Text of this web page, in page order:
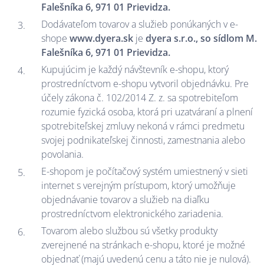
Falešníka 6, 971 01 Prievidza.
Dodávateľom tovarov a služieb ponúkaných v e-
shope www.dyera.sk je dyera s.r.o., so sídlom M.
Falešníka 6, 971 01 Prievidza.
Kupujúcim je každý návštevník e-shopu, ktorý
prostredníctvom e-shopu vytvoril objednávku. Pre
účely zákona č. 102/2014 Z. z. sa spotrebiteľom
rozumie fyzická osoba, ktorá pri uzatváraní a plnení
spotrebiteľskej zmluvy nekoná v rámci predmetu
svojej podnikateľskej činnosti, zamestnania alebo
povolania.
E-shopom je počítačový systém umiestnený v sieti
internet s verejným prístupom, ktorý umožňuje
objednávanie tovarov a služieb na diaľku
prostredníctvom elektronického zariadenia.
Tovarom alebo službou sú všetky produkty
zverejnené na stránkach e-shopu, ktoré je možné
objednať (majú uvedenú cenu a táto nie je nulová).